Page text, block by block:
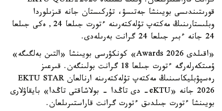
قورىتىندىسى بويىنشا جەتىسۋ، تۇركىستان جانە قىزىلوردا
وبلىستارىنىڭ مەكتەپ تۇلەكتەرىنە ءتورت جىلعا 24, ەكى جىلعا
24 جانە ءبىر جىلعا 24 گرانت بەرىلەدى.
«اقىلدى Awards 2026» كونكۋرسى بويىنشا «التىن بەلگىگە»
ۇمىتكەرلەرگە ءتورت جىلعا 18 گرانت بولىنگەن. قىرعىز
رەسپۋبليكاسىنىڭ مەكتەپ تۇلەكتەرىنە ارنالعان EKTU STAR
2026 جانە «eKTU- دى تاڭدا - بولاشاقتى تاڭدا» بايقاۋلارى
بويىنشا ءتورت جىلدىق ءتورت گرانت قاراستىرىلعان.